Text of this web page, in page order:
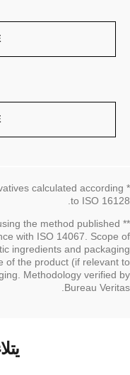
calculated according
to ISO 16128.
العودة إلى العنوان↩
the method published
with ISO 14067. Scope of
ingredients and packaging
of the product (if relevant to
Methodology verified by
Bureau Veritas.